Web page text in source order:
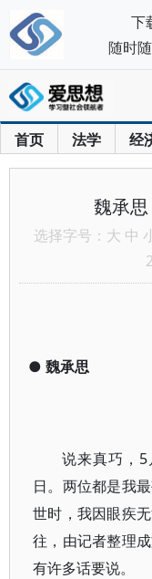
首页 法学 经
魏承
选择字号： 大 中
● 魏承思
说来真巧，
日。两位都是我
世时，我因眼疾
往，由记者整理
有许多话要说。
下
随时